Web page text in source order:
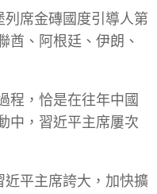
席金磚國度引導人第
酋、阿根廷、伊朗、
程，恰是在往年中國
中，習近平主席屢次
平主席誇大，加快擴